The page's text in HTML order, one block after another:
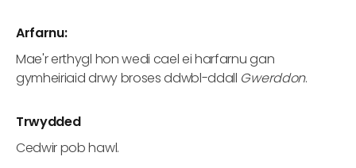
Arfarnu:
Mae'r erthygl hon wedi cael ei harfarnu gan
gymheiriaid drwy broses ddwbl-ddall Gwerddon.
Trwydded
Cedwir pob hawl.